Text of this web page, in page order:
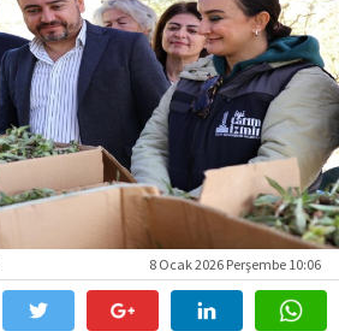
8 Ocak 2026 Perşembe 10:06